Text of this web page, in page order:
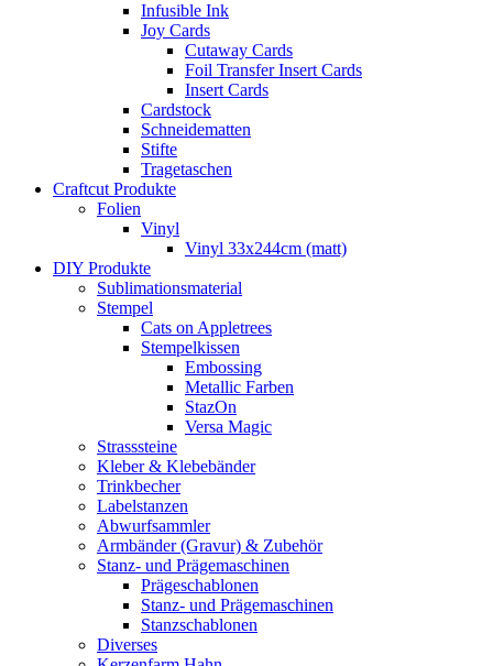
Infusible Ink
Joy Cards
Cutaway Cards
Foil Transfer Insert Cards
Insert Cards
Cardstock
Schneidematten
Stifte
Tragetaschen
Craftcut Produkte
Folien
Vinyl
Vinyl 33x244cm (matt)
DIY Produkte
Sublimationsmaterial
Stempel
Cats on Appletrees
Stempelkissen
Embossing
Metallic Farben
StazOn
Versa Magic
Strasssteine
Kleber & Klebebänder
Trinkbecher
Labelstanzen
Abwurfsammler
Armbänder (Gravur) & Zubehör
Stanz- und Prägemaschinen
Prägeschablonen
Stanz- und Prägemaschinen
Stanzschablonen
Diverses